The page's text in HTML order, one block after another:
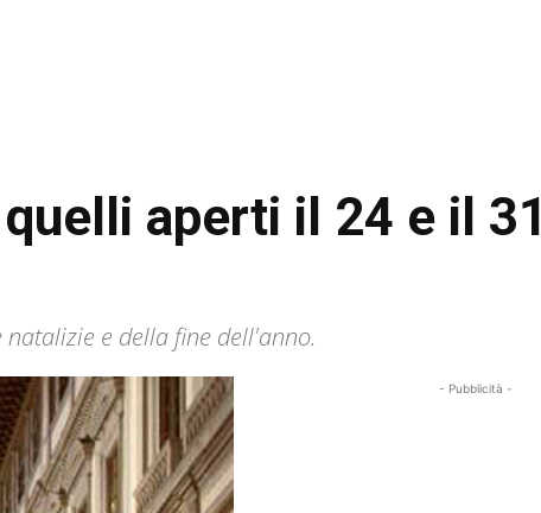
aperti il 24 e il 31
e della fine dell'anno.
- Pubblicità -